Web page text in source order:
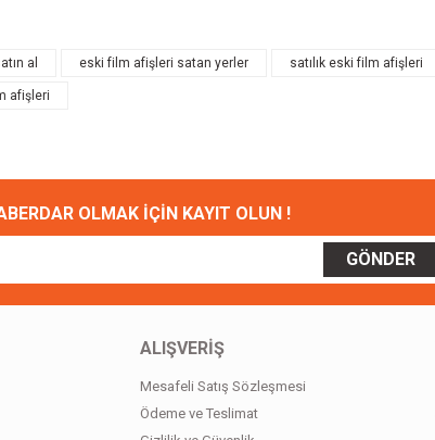
Yorum Yaz
al eski film afişleri satan yerler satılık eski film afişleri
afişleri
OLMAK İÇİN KAYIT OLUN !
GÖNDER
ALIŞVERİŞ
Mesafeli Satış Sözleşmesi
Ödeme ve Teslimat